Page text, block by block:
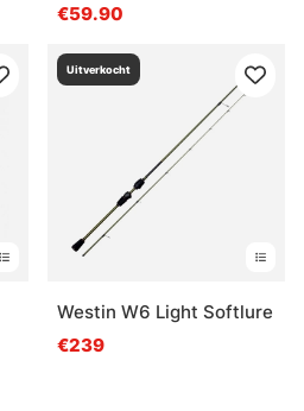
€59.90
Uitverkocht
Westin W6 Light Softlure
€239